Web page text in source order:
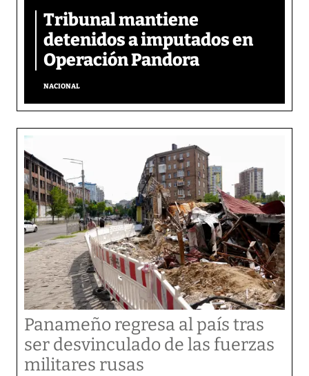
Tribunal mantiene
detenidos a imputados en
Operación Pandora
NACIONAL
Panameño regresa al país tras
ser desvinculado de las fuerzas
militares rusas